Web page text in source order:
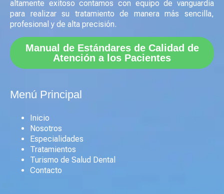
altamente exitoso contamos con equipo de vanguardia
para realizar su tratamiento de manera más sencilla,
profesional y de alta precisión.
Manual de Estándares de Calidad de
Atención a los Pacientes
Menú Principal
Inicio
Nosotros
Especialidades
Tratamientos
Turismo de Salud Dental
Contacto